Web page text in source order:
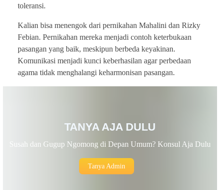
toleransi.
Kalian bisa menengok dari pernikahan Mahalini dan Rizky
Febian. Pernikahan mereka menjadi contoh keterbukaan
pasangan yang baik, meskipun berbeda keyakinan.
Komunikasi menjadi kunci keberhasilan agar perbedaan
agama tidak menghalangi keharmonisan pasangan.
TANYA AJA DULU
Susah dan Gugup Ngomong di Depan Umum? Konsul Aja Dulu
Tanya Admin